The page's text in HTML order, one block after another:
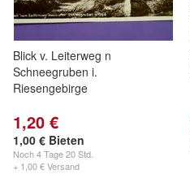
Blick v. Leiterweg n
Schneegruben i.
Riesengebirge
1,20 €
1,00 € Bieten
Noch4 Tage 20 Std.
+ 1,00 € Versand